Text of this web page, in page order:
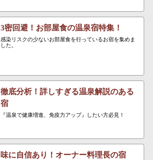
3密回避！お部屋食の温泉宿特集！
感染リスクの少ないお部屋食を行っているお宿を集めま
した。
徹底分析！詳しすぎる温泉解説のある
宿
『温泉で健康増進、免疫力アップ』したい方必見！
味に自信あり！オーナー料理長の宿